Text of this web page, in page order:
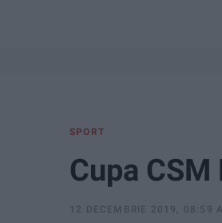
SPORT
Cupa
12 DECEMBRIE 2019, 08:59